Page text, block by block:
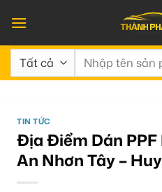
qua
nội
dung
Tìm
TIN TỨC
Địa Điểm Dán PPF
An Nhơn Tây –